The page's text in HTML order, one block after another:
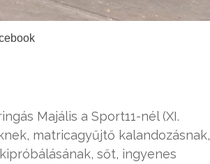
Majális a Sport11-nél (XI.
matricagyűjtő kalandozásnak,
sőt, ingyenes